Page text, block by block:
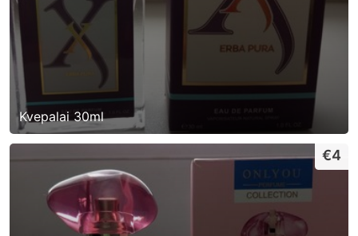
Kvepalai 30ml
€4